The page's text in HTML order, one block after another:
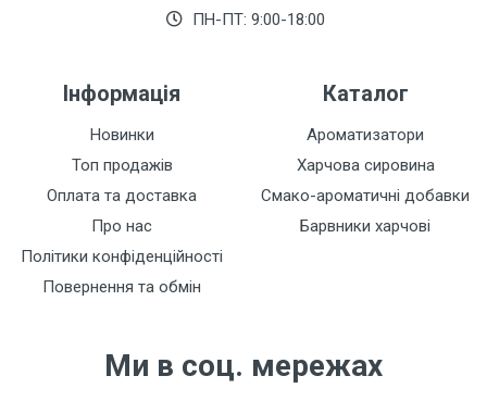
Залишити відгукПН-ПТ: 9:00-18:00
Інформація
Новинки
Топ продажів
Оплата та доставка
Про нас
Політики конфіденційності
Повернення та обмін
Каталог
Ароматизатори
Харчова сировина
Смако-ароматичні добавки
Барвники харчові
Ми в соц. мережах